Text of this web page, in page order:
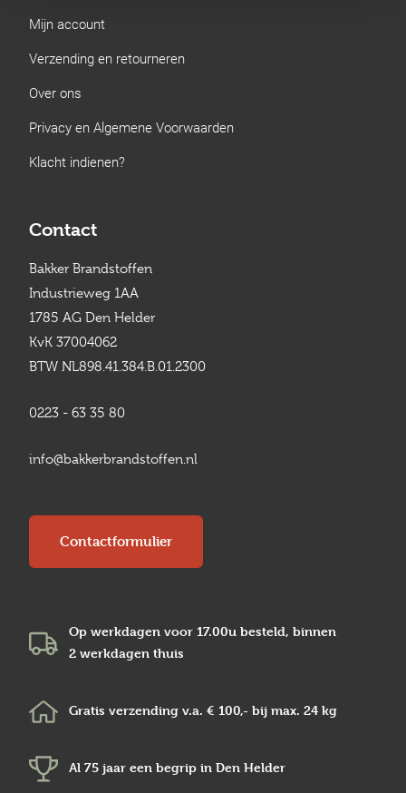
Mijn account
Verzending en retourneren
Over ons
Privacy en Algemene Voorwaarden
Klacht indienen?
Contact
Bakker Brandstoffen
Industrieweg 1AA
1785 AG Den Helder
KvK 37004062
BTW NL898.41.384.B.01.2300
0223 - 63 35 80
info@bakkerbrandstoffen.nl
Contactformulier
Op werkdagen voor 17.00u besteld, binnen
2 werkdagen thuis
Gratis verzending v.a. € 100,- bij max. 24 kg
Al 75 jaar een begrip in Den Helder